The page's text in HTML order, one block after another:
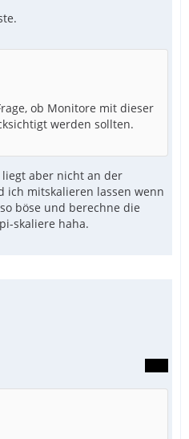
ob Monitore mit dieser
werden sollten.
aber nicht an der
ich mitskalieren lassen wenn
böse und berechne die
skaliere haha.